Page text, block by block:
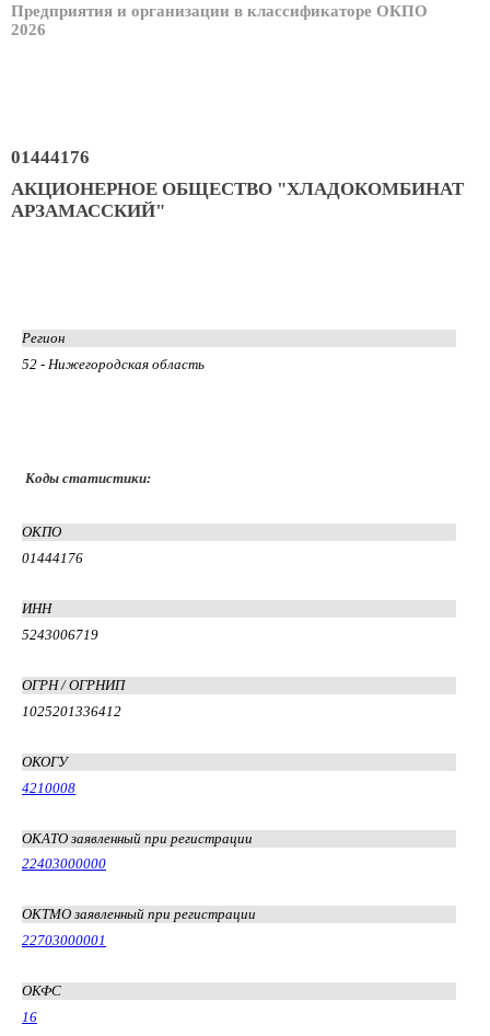
Предприятия и организации в классификаторе ОКПО
2026
01444176
АКЦИОНЕРНОЕ ОБЩЕСТВО "ХЛАДОКОМБИНАТ
АРЗАМАССКИЙ"
Регион
52 - Нижегородская область
Коды статистики:
ОКПО
01444176
ИНН
5243006719
ОГРН / ОГРНИП
1025201336412
ОКОГУ
4210008
ОКАТО заявленный при регистрации
22403000000
ОКТМО заявленный при регистрации
22703000001
ОКФС
16